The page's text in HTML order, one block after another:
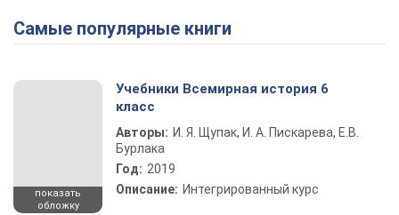
Самые популярные книги
показать
обложку
Учебники Всемирная история 6
класс
Авторы: И. Я. Щупак, И. А. Пискарева, Е.В.
Бурлака
Год: 2019
Описание: Интегрированный курс